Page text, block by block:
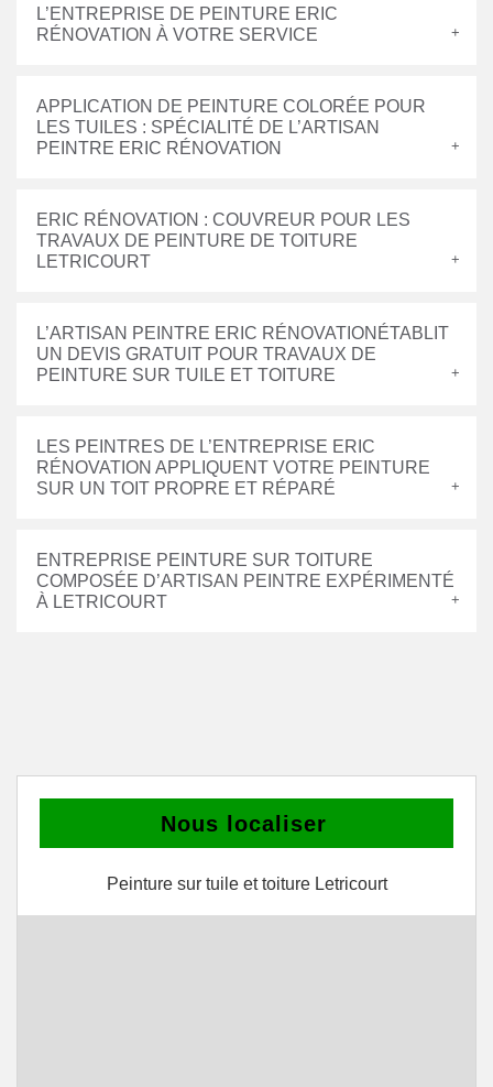
L’ENTREPRISE DE PEINTURE ERIC
RÉNOVATION À VOTRE SERVICE
APPLICATION DE PEINTURE COLORÉE POUR
LES TUILES : SPÉCIALITÉ DE L’ARTISAN
PEINTRE ERIC RÉNOVATION
ERIC RÉNOVATION : COUVREUR POUR LES
TRAVAUX DE PEINTURE DE TOITURE
LETRICOURT
L’ARTISAN PEINTRE ERIC RÉNOVATIONÉTABLIT
UN DEVIS GRATUIT POUR TRAVAUX DE
PEINTURE SUR TUILE ET TOITURE
LES PEINTRES DE L’ENTREPRISE ERIC
RÉNOVATION APPLIQUENT VOTRE PEINTURE
SUR UN TOIT PROPRE ET RÉPARÉ
ENTREPRISE PEINTURE SUR TOITURE
COMPOSÉE D’ARTISAN PEINTRE EXPÉRIMENTÉ
À LETRICOURT
Nous localiser
Peinture sur tuile et toiture Letricourt